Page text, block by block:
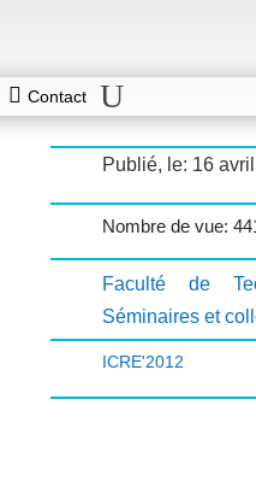
Contact
Publié, le: 16
Nombre de vue:
Faculté de
Séminaires et
ICRE'2012